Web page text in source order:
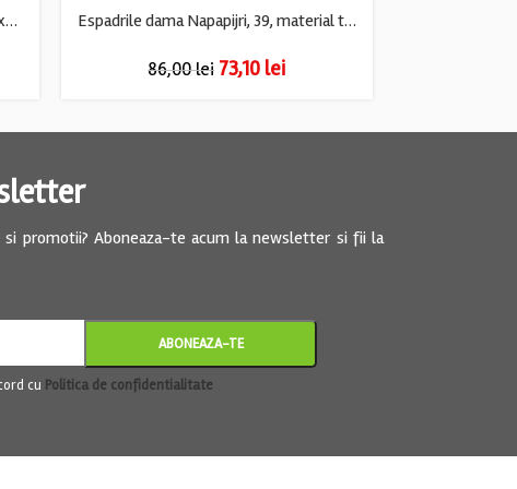
Espadrile dama Sport, 39, material textil, albastru Espadrile dama Napapijri, 39, material textil, bej
86,00lei 73,10 lei
promotii? Aboneaza-te acum la newsletter si fii la
cu Politica de confidentialitate